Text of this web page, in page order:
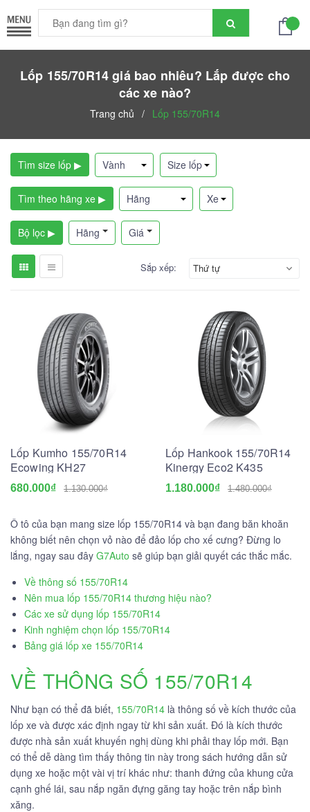
Lốp 155/70R14 giá bao nhiêu? Lắp được cho
các xe nào?
Trang chủ / Lốp 155/70R14
Tìm size lốp ▶
Tìm theo hãng xe ▶
Bộ lọc ▶ Hãng Giá
Sắp xếp: Thứ tự
Lốp Kumho 155/70R14
Ecowing KH27
680.000₫ 1.130.000₫
Lốp Hankook 155/70R14
Kinergy Eco2 K435
1.180.000₫ 1.480.000₫
Ô tô của bạn mang size lốp 155/70R14 và bạn đang băn khoăn
không biết nên chọn vỏ nào để đảo lốp cho xế cưng? Đừng lo
lắng, ngay sau đây G7Auto sẽ giúp bạn giải quyết các thắc mắc.
Về thông số 155/70R14
Nên mua lốp 155/70R14 thương hiệu nào?
Các xe sử dụng lốp 155/70R14
Kinh nghiệm chọn lốp 155/70R14
Bảng giá lốp xe 155/70R14
VỀ THÔNG SỐ 155/70R14
Như bạn có thể đã biết, 155/70R14 là thông số về kích thước của
lốp xe và được xác định ngay từ khi sản xuất. Đó là kích thước
được nhà sản xuất khuyến nghị dùng khi phải thay lốp mới. Bạn
có thể dễ dàng tìm thấy thông tin này trong sách hướng dẫn sử
dụng xe hoặc một vài vị trí khác như: thanh đứng của khung cửa
cạnh ghế lái, sau nắp ngăn đựng găng tay hoặc trên nắp bình
xăng.